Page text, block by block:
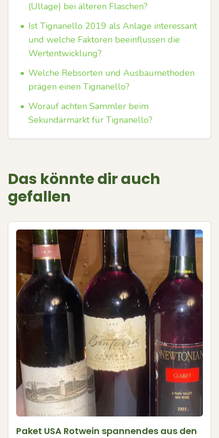
(Ullage) bei älteren Flaschen?
• Ist Tignanello 2019 als Anlage interessant
und welche Faktoren beeinflussen die
Wertentwicklung?
• Welche Rebsorten und Ausbaumethoden
prägen einen Tignanello?
• Worauf achten Sammler beim
Sekundärmarkt für Tignanello?
Das könnte dir auch
gefallen
Paket USA Rotwein spannendes aus den